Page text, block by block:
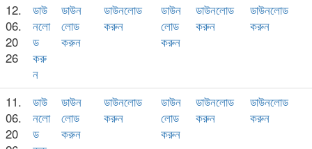
12.
06.
20
26
ডাউ
নলো
ড
করু
ন
ডাউন
লোড
করুন
ডাউনলোড
করুন
ডাউন
লোড
করুন
ডাউনলোড
করুন
ডাউনলোড
করুন
11.
06.
20
ডাউ
নলো
ড
ডাউন
লোড
করুন
ডাউনলোড
করুন
ডাউন
লোড
করুন
ডাউনলোড
করুন
ডাউনলোড
করুন